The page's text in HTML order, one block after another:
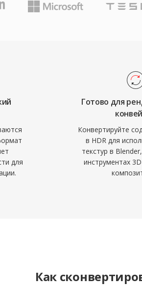
для
Готово для
Конвертируйте
в HDR для
текстур в
инструментах
Как